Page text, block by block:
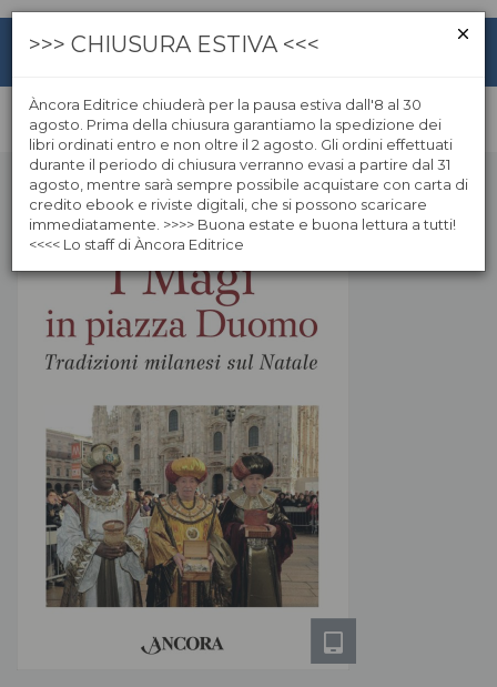
>>> CHIUSURA ESTIVA <<<
Àncora Editrice chiuderà per la pausa estiva dall'8 al 30
agosto. Prima della chiusura garantiamo la spedizione dei
libri ordinati entro e non oltre il 2 agosto. Gli ordini effettuati
durante il periodo di chiusura verranno evasi a partire dal 31
agosto, mentre sarà sempre possibile acquistare con carta di
credito ebook e riviste digitali, che si possono scaricare
immediatamente. >>>> Buona estate e buona lettura a tutti!
<<<< Lo staff di Àncora Editrice